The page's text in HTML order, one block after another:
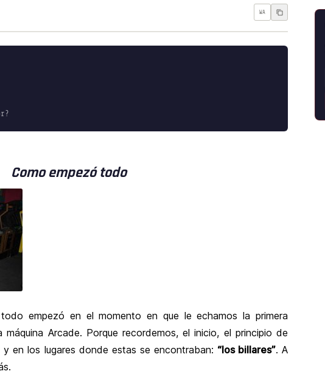
WA
Como empezó todo
empezó en el momento en que le echamos la primera
Arcade. Porque recordemos, el inicio, el principio de
en los lugares donde estas se encontraban: “los billares”. A